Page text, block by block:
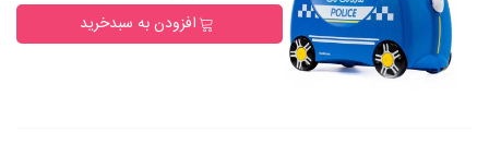
افزودن به سبدخرید